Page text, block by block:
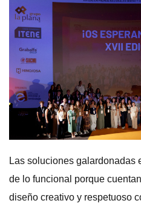
Las soluciones galardonadas
de lo funcional porque
diseño creativo y respetuoso